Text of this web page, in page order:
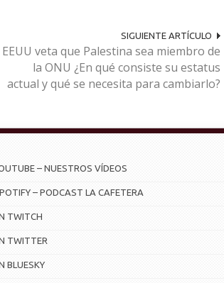
SIGUIENTE ARTÍCULO
EEUU veta que Palestina sea miembro de
la ONU ¿En qué consiste su estatus
actual y qué se necesita para cambiarlo?
– NUESTROS VÍDEOS
– PODCAST LA CAFETERA
TWITCH
TWITTER
BLUESKY